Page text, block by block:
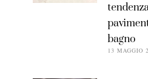
bagno
13 MAGGIO